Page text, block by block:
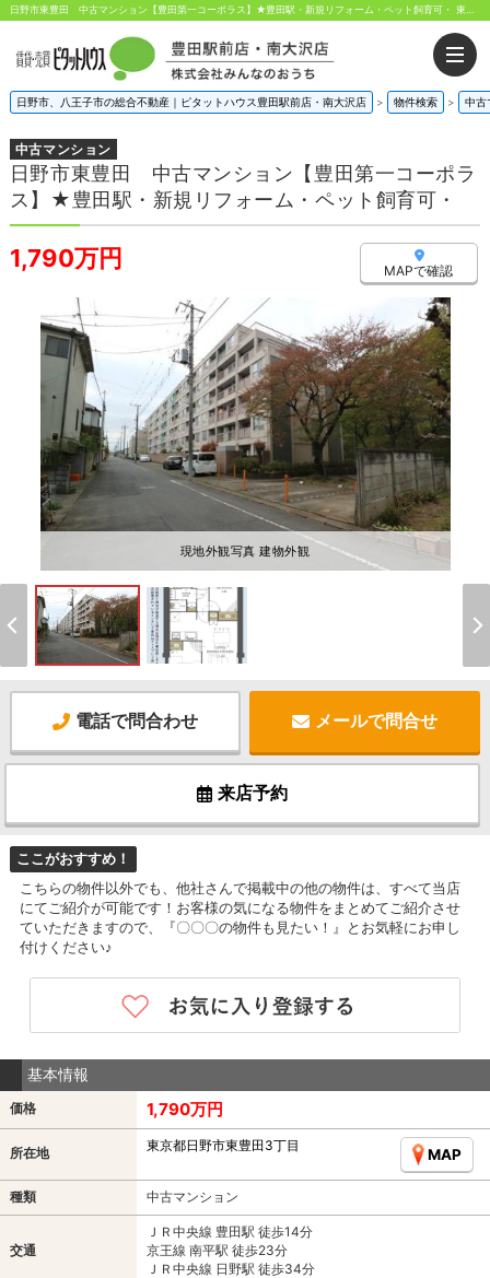
日野市、八王子市の総合不動産｜ピタットハウス豊田駅前店・南大沢店 > 物件検索 > 中古
中古マンション
日野市東豊田 中古マンション【豊田第一コーポラ
ス】★豊田駅・新規リフォーム・ペット飼育可・
1,790万円 MAPで確認
現地外観写真 建物外観
電話で問合わせ メールで問合せ
来店予約
ここがおすすめ！
こちらの物件以外でも、他社さんで掲載中の他の物件は、すべて当店
にてご紹介が可能です！お客様の気になる物件をまとめてご紹介させ
ていただきますので、『〇〇〇の物件も見たい！』とお気軽にお申し
付けください♪
基本情報
価格 1,790万円
所在地 東京都日野市東豊田3丁目
MAP
種類 中古マンション
交通
ＪＲ中央線 豊田駅 徒歩14分
京王線 南平駅 徒歩23分
ＪＲ中央線 日野駅 徒歩34分